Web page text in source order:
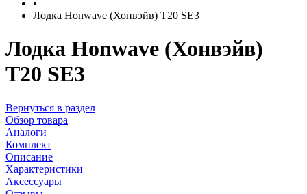
•
Лодка Honwave (Хонвэйв) T20 SE3
Лодка Honwave (Хонвэйв)
T20 SE3
Вернуться в раздел
Обзор товара
Аналоги
Комплект
Описание
Характеристики
Аксессуары